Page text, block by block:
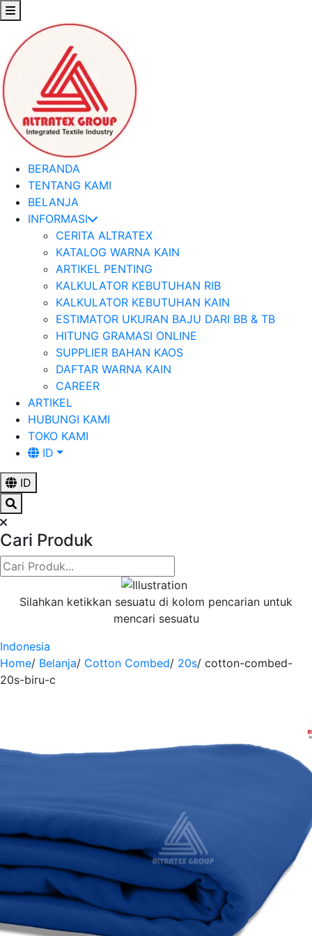
BERANDA
TENTANG KAMI
BELANJA
INFORMASI
CERITA ALTRATEX
KATALOG WARNA KAIN
ARTIKEL PENTING
KALKULATOR KEBUTUHAN RIB
KALKULATOR KEBUTUHAN KAIN
ESTIMATOR UKURAN BAJU DARI BB & TB
HITUNG GRAMASI ONLINE
SUPPLIER BAHAN KAOS
DAFTAR WARNA KAIN
CAREER
ARTIKEL
HUBUNGI KAMI
TOKO KAMI
ID
ID
Cari Produk
Silahkan ketikkan sesuatu di kolom pencarian untuk
mencari sesuatu
Indonesia
Home/ Belanja/ Cotton Combed/ 20s/ cotton-combed-
20s-biru-c